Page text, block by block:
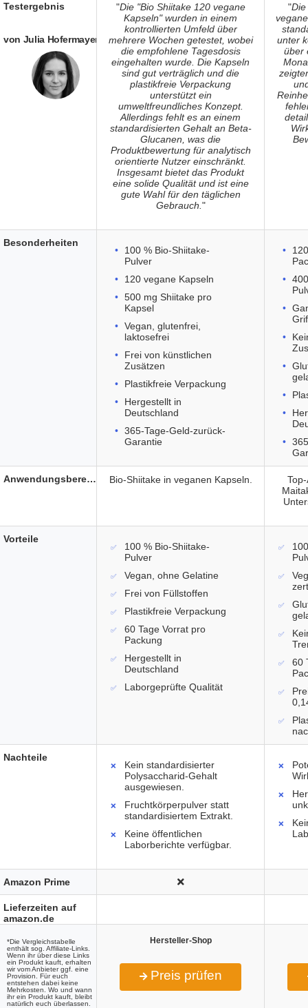
"Die "Bio Shiitake 120 vegane
Kapseln" wurden in einem
kontrollierten Umfeld über
mehrere Wochen getestet, wobei
die empfohlene Tagesdosis
eingehalten wurde. Die Kapseln
sind gut verträglich und die
plastikfreie Verpackung
unterstützt ein
umweltfreundliches Konzept.
Allerdings fehlt es an einem
standardisierten Gehalt an Beta-
Glucanen, was die
Produktbewertung für analytisch
orientierte Nutzer einschränkt.
Insgesamt bietet das Produkt
eine solide Qualität und ist eine
gute Wahl für den täglichen
Gebrauch. "
"Die
unter
über
100 % Bio-Shiitake-
Pulver
120 vegane Kapseln
500 mg Shiitake pro
Kapsel
Vegan, glutenfrei,
laktosefrei
Frei von künstlichen
Zusätzen
Plastikfreie Verpackung
Hergestellt in
Deutschland
365-Tage-Geld-zurück-
Garantie
Bio-Shiitake in veganen Kapseln.
100 % Bio-Shiitake-
Pulver
Vegan, ohne Gelatine
Frei von Füllstoffen
Plastikfreie Verpackung
60 Tage Vorrat pro
Packung
Hergestellt in
Deutschland
Laborgeprüfte Qualität
60
Kein standardisierter
Polysaccharid-Gehalt
ausgewiesen.
Fruchtkörperpulver statt
standardisiertem Extrakt.
Keine öffentlichen
Laborberichte verfügbar.
Hersteller-Shop
Preis prüfen
Testergebnis
von Julia Hofermayer
Besonderheiten
Anwendungsbereich
Vorteile
Nachteile
Amazon Prime
Lieferzeiten auf
amazon.de
*Die Vergleichstabelle
enthält sog. Affiliate-Links.
Wenn ihr über diese Links
ein Produkt kauft, erhalten
wir vom Anbieter ggf. eine
Provision. Für euch
entstehen dabei keine
Mehrkosten. Wo und wann
ihr ein Produkt kauft, bleibt
natürlich euch überlassen.